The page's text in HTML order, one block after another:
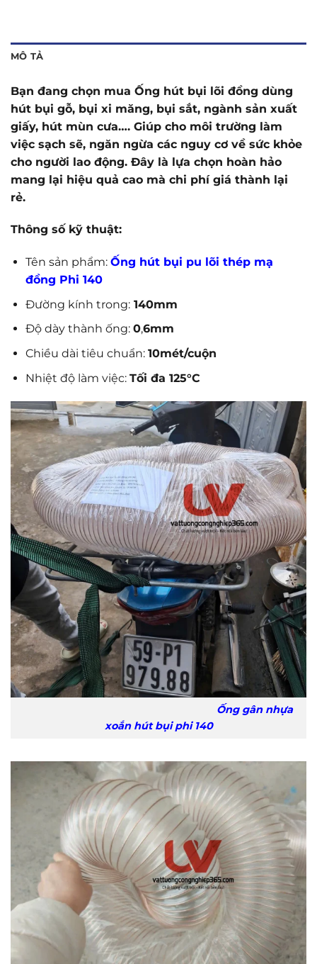
MÔ TẢ
Bạn đang chọn mua Ống hút bụi lõi đồng dùng
hút bụi gỗ, bụi xi măng, bụi sắt, ngành sản xuất
giấy, hút mùn cưa…. Giúp cho môi trường làm
việc sạch sẽ, ngăn ngừa các nguy cơ về sức khỏe
cho người lao động. Đây là lựa chọn hoàn hảo
mang lại hiệu quả cao mà chi phí giá thành lại
rẻ.
Thông số kỹ thuật:
Tên sản phẩm: Ống hút bụi pu lõi thép mạ
đồng Phi 140
Đường kính trong:140mm
Độ dày thành ống: 0,6mm
Chiều dài tiêu chuẩn: 10mét/cuộn
Nhiệt độ làm việc: Tối đa 125°C
Ống gân nhựa
xoắn hút bụi phi 140